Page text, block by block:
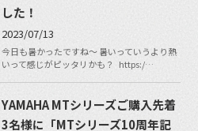
した！
2023/07/13
今日も暑かったですね〜 暑いっていうより熱
いって感じがピッタリかも？ https:/…
YAMAHA MTシリーズご購入先着
3名様に「MTシリーズ10周年記